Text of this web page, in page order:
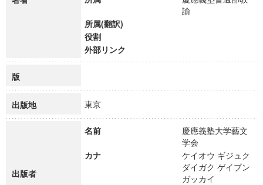
諭
所属(翻訳)
役割
外部リンク
版
出版地 東京
出版者
名前
慶應義塾大学藝文
学会
カナ
ケイオウ ギジュク
ダイガク ゲイブン
ガッカイ